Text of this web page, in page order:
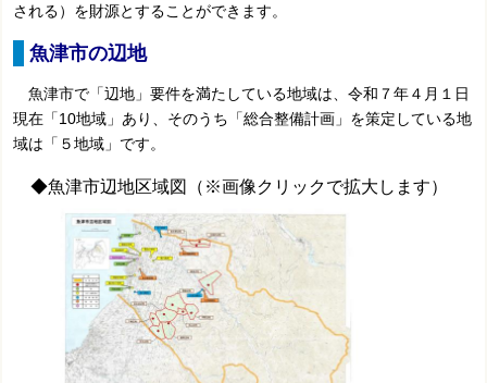
される）を財源とすることができます。
魚津市の辺地
魚津市で「辺地」要件を満たしている地域は、令和７年４月１日
現在「10地域」あり、そのうち「総合整備計画」を策定している地
域は「５地域」です。
◆魚津市辺地区域図（※画像クリックで拡大します）